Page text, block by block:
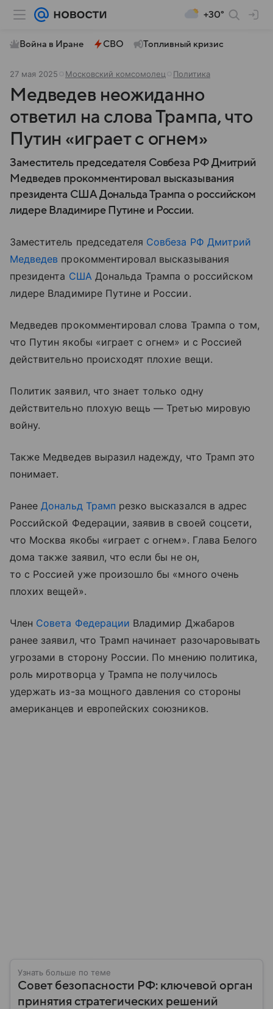
+30°
Война в Иране СВО Топливный кризис
27 мая 2025 Московский комсомолец Политика
Медведев неожиданно
ответил на слова Трампа, что
Путин «играет с огнем»
Заместитель председателя Совбеза РФ Дмитрий
Медведев прокомментировал высказывания
президента США Дональда Трампа о российском
лидере Владимире Путине и России.
Заместитель председателя Совбеза РФ Дмитрий
Медведев прокомментировал высказывания
президента СШАДональда Трампа о российском
лидере Владимире Путине и России.
Медведев прокомментировал слова Трампа о том,
что Путин якобы «играет с огнем» и с Россией
действительно происходят плохие вещи.
Политик заявил, что знает только одну
действительно плохую вещь — Третью мировую
войну.
Также Медведев выразил надежду, что Трамп это
понимает.
РанееДональд Трамп резко высказался в адрес
Российской Федерации, заявив в своей соцсети,
что Москва якобы «играет с огнем». Глава Белого
дома также заявил, что если бы не он,
то с Россией уже произошло бы «много очень
плохих вещей».
Член Совета Федерации Владимир Джабаров
ранее заявил, что Трамп начинает разочаровывать
угрозами в сторону России. По мнению политика,
роль миротворца у Трампа не получилось
удержать из-за мощного давления со стороны
американцев и европейских союзников.
Узнать больше по теме
Совет безопасности РФ: ключевой орган
принятия стратегических решений